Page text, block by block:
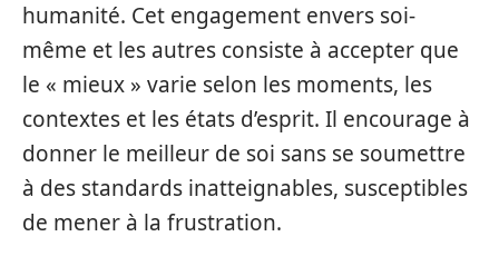
humanité. Cet engagement envers soi-
même et les autres consiste à accepter que
le « mieux » varie selon les moments, les
contextes et les états d’esprit. Il encourage à
donner le meilleur de soi sans se soumettre
à des standards inatteignables, susceptibles
de mener à la frustration.